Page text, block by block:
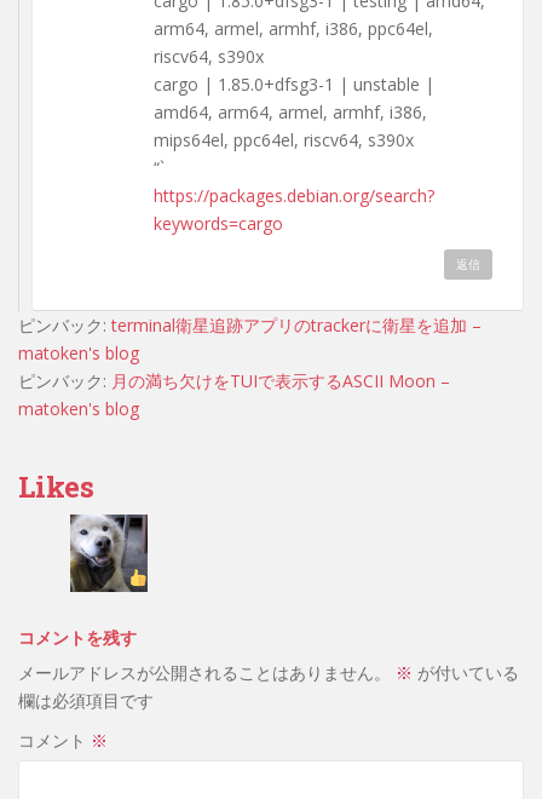
arm64, armel, armhf, i386, ppc64el,
riscv64, s390x
cargo | 1.85.0+dfsg3-1 | unstable |
amd64, arm64, armel, armhf, i386,
mips64el, ppc64el, riscv64, s390x
“`
https://packages.debian.org/search?
keywords=cargo
返信
ピンバック:terminal衛星追跡アプリのtrackerに衛星を追加 –
matoken's blog
ピンバック: 月の満ち欠けをTUIで表示するASCII Moon –
matoken's blog
Likes
コメントを残す
メールアドレスが公開されることはありません。
※ が付いている
欄は必須項目です
コメント ※